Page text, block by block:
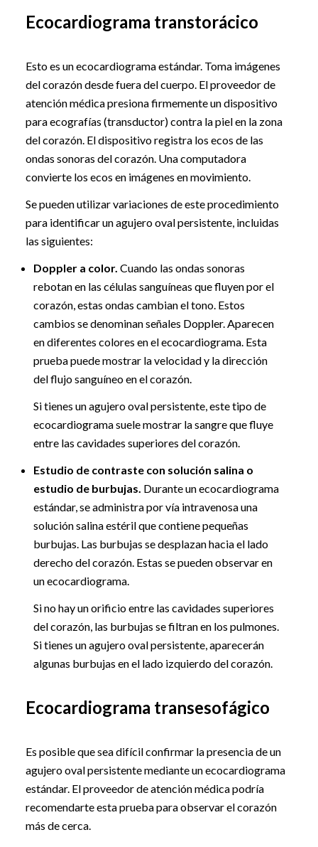
Ecocardiograma transtorácico
Esto es un ecocardiograma estándar. Toma imágenes
del corazón desde fuera del cuerpo. El proveedor de
atención médica presiona firmemente un dispositivo
para ecografías (transductor) contra la piel en la zona
del corazón. El dispositivo registra los ecos de las
ondas sonoras del corazón. Una computadora
convierte los ecos en imágenes en movimiento.
Se pueden utilizar variaciones de este procedimiento
para identificar un agujero oval persistente, incluidas
las siguientes:
Doppler a color. Cuando las ondas sonoras
rebotan en las células sanguíneas que fluyen por el
corazón, estas ondas cambian el tono. Estos
cambios se denominan señales Doppler. Aparecen
en diferentes colores en el ecocardiograma. Esta
prueba puede mostrar la velocidad y la dirección
del flujo sanguíneo en el corazón.
Si tienes un agujero oval persistente, este tipo de
ecocardiograma suele mostrar la sangre que fluye
entre las cavidades superiores del corazón.
Estudio de contraste con solución salina o
estudio de burbujas. Durante un ecocardiograma
estándar, se administra por vía intravenosa una
solución salina estéril que contiene pequeñas
burbujas. Las burbujas se desplazan hacia el lado
derecho del corazón. Estas se pueden observar en
un ecocardiograma.
Si no hay un orificio entre las cavidades superiores
del corazón, las burbujas se filtran en los pulmones.
Si tienes un agujero oval persistente, aparecerán
algunas burbujas en el lado izquierdo del corazón.
Ecocardiograma transesofágico
Es posible que sea difícil confirmar la presencia de un
agujero oval persistente mediante un ecocardiograma
estándar. El proveedor de atención médica podría
recomendarte esta prueba para observar el corazón
más de cerca.